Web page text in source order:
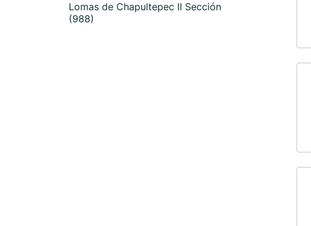
Lomas de Chapultepec II Sección
(988)